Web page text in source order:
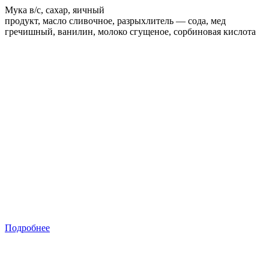
Мука в/с, сахар, яичный
продукт, масло сливочное, разрыхлитель — сода, мед
гречишный, ванилин, молоко сгущеное, сорбиновая кислота
Подробнее